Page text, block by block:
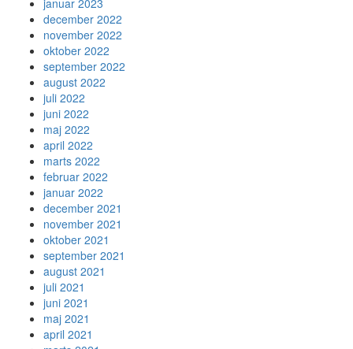
januar 2023
december 2022
november 2022
oktober 2022
september 2022
august 2022
juli 2022
juni 2022
maj 2022
april 2022
marts 2022
februar 2022
januar 2022
december 2021
november 2021
oktober 2021
september 2021
august 2021
juli 2021
juni 2021
maj 2021
april 2021